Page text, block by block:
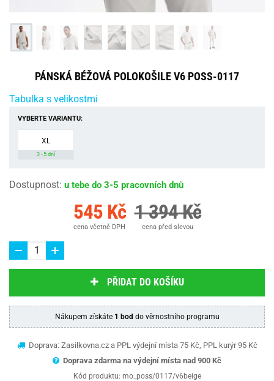
PÁNSKÁ BÉŽOVÁ POLOKOŠILE V6 POSS-0117
Tabulka s velikostmi
VYBERTE VARIANTU:
XL
3 - 5 dní
Dostupnost: u tebe do 3-5 pracovních dnů
545 Kč
cena včetně DPH
1 394 Kč
cena před slevou
PŘIDAT DO KOŠÍKU
Nákupem získáte 1 bod do věrnostního programu
Doprava: Zasilkovna.cz a PPL výdejní místa 75 Kč, PPL kurýr 95 Kč
Doprava zdarma na výdejní místa nad 900 Kč
Kód produktu: mo_poss/0117/v6beige